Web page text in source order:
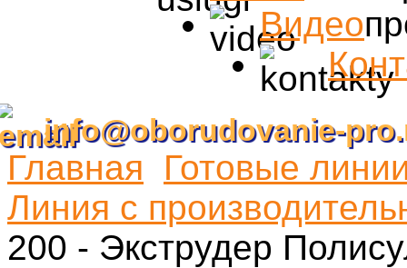
Видео
info@oborudovanie-
Главная
Готовые
Линия с
200 - Экструдер